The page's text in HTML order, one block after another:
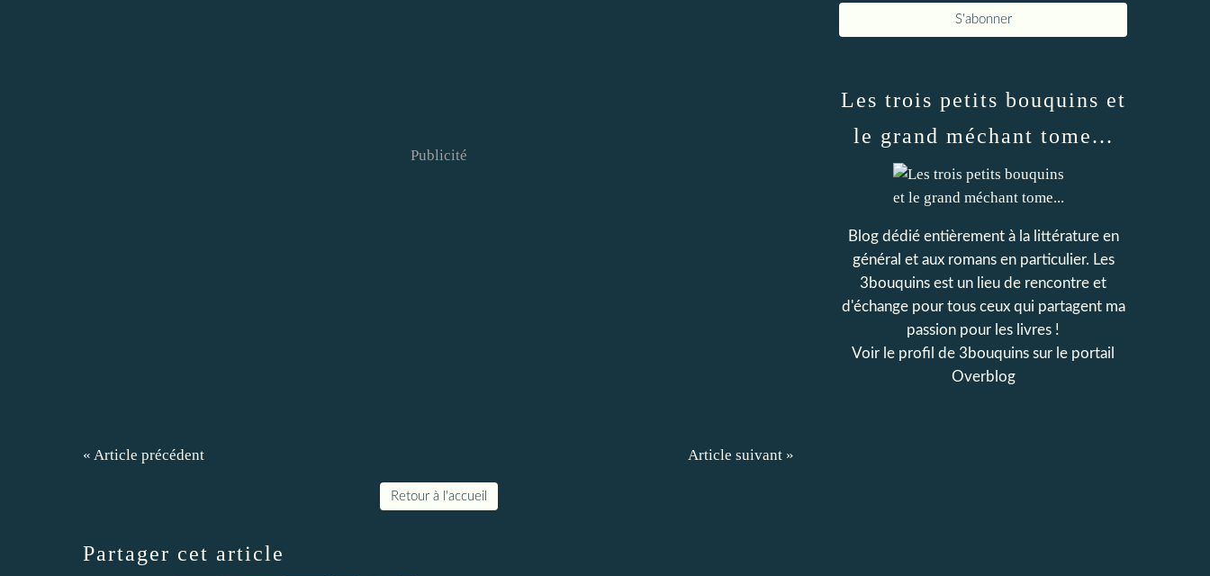
Publicité
« Article précédent Article suivant »
Retour à l'accueil
Partager cet article
Les trois petits bouquins et
le grand méchant tome...
Blog dédié entièrement à la littérature en
général et aux romans en particulier. Les
3bouquins est un lieu de rencontre et
d'échange pour tous ceux qui partagent ma
passion pour les livres !
Voir le profil de 3bouquins sur le portail
Overblog